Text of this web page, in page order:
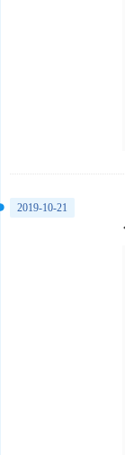
2019-10-21